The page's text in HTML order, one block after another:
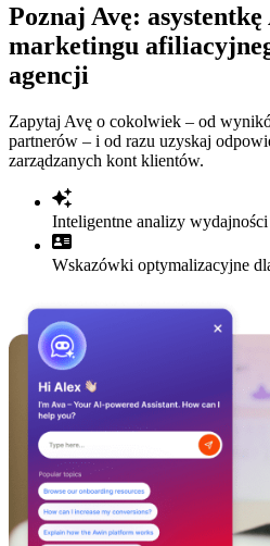
Poznaj Avę:
marketingu
agencji
Zapytaj Avę o cokolwiek – od
partnerów – i od razu uzyskaj
zarządzanych kont klientów.
Inteligentne analizy
Wskazówki optymalizacyjne